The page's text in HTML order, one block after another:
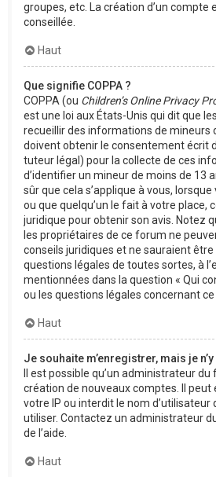
groupes, etc. La création d’un compte
conseillée.
Haut
Que signifie COPPA ?
COPPA (ou Children’s Online Privacy
est une loi aux États-Unis qui dit que
recueillir des informations de mineurs
doivent obtenir le consentement écrit
tuteur légal) pour la collecte de ces
d’identifier un mineur de moins de 13
sûr que cela s’applique à vous,
ou que quelqu’un le fait à votre place,
juridique pour obtenir son avis. Notez
les propriétaires de ce forum ne
conseils juridiques et ne sauraient
questions légales de toutes sortes, à
mentionnées dans la question « Qui
ou les questions légales concernant ce
Haut
Je souhaite m’enregistrer, mais je
Il est possible qu’un administrateur
création de nouveaux comptes. Il peut
votre IP ou interdit le nom d’utilisateur
utiliser. Contactez un administrateur
de l’aide.
Haut